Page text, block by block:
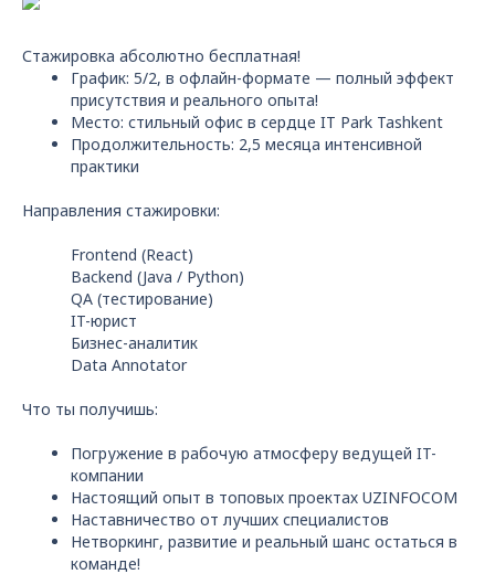
Стажировка абсолютно бесплатная!
График: 5/2, в офлайн-формате — полный эффект
присутствия и реального опыта!
Место: стильный офис в сердце IT Park Tashkent
Продолжительность: 2,5 месяца интенсивной
практики
Направления стажировки:
Frontend (React)
Backend (Java / Python)
QA (тестирование)
IT-юрист
Бизнес-аналитик
Data Annotator
Что ты получишь:
Погружение в рабочую атмосферу ведущей IT-
компании
Настоящий опыт в топовых проектах UZINFOCOM
Наставничество от лучших специалистов
Нетворкинг, развитие и реальный шанс остаться в
команде!